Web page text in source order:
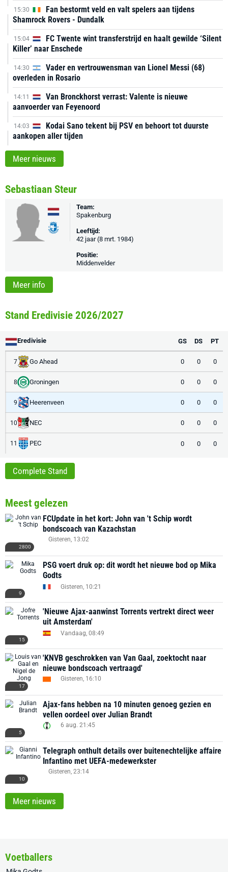
15:30
Fan bestormt veld en valt spelers aan tijdens
Shamrock Rovers - Dundalk
15:04
FC Twente wint transferstrijd en haalt gewilde ‘Silent
Killer’ naar Enschede
14:30
Vader en vertrouwensman van Lionel Messi (68)
overleden in Rosario
14:11
Van Bronckhorst verrast: Valente is nieuwe
aanvoerder van Feyenoord
14:03
Kodai Sano tekent bij PSV en behoort tot duurste
aankopen aller tijden
Meer nieuws
Sebastiaan Steur
Team:
Spakenburg
Leeftijd:
42 jaar (8 mrt. 1984)
Positie:
Middenvelder
Meer info
Stand Eredivisie 2026/2027
Eredivisie GS DS PT
7 Go Ahead 0 0 0
8 Groningen 0 0 0
9 Heerenveen 0 0 0
10 NEC 0 0 0
11 PEC 0 0 0
Complete Stand
Meest gelezen
2800
FCUpdate in het kort: John van 't Schip wordt
bondscoach van Kazachstan
Gisteren, 13:02
9
PSG voert druk op: dit wordt het nieuwe bod op Mika
Godts
Gisteren, 10:21
15
'Nieuwe Ajax-aanwinst Torrents vertrekt direct weer
uit Amsterdam'
Vandaag, 08:49
17
'KNVB geschrokken van Van Gaal, zoektocht naar
nieuwe bondscoach vertraagd'
Gisteren, 16:10
5
Ajax-fans hebben na 10 minuten genoeg gezien en
vellen oordeel over Julian Brandt
6 aug. 21:45
10
Telegraph onthult details over buitenechtelijke affaire
Infantino met UEFA-medewerkster
Gisteren, 23:14
Meer nieuws
Voetballers